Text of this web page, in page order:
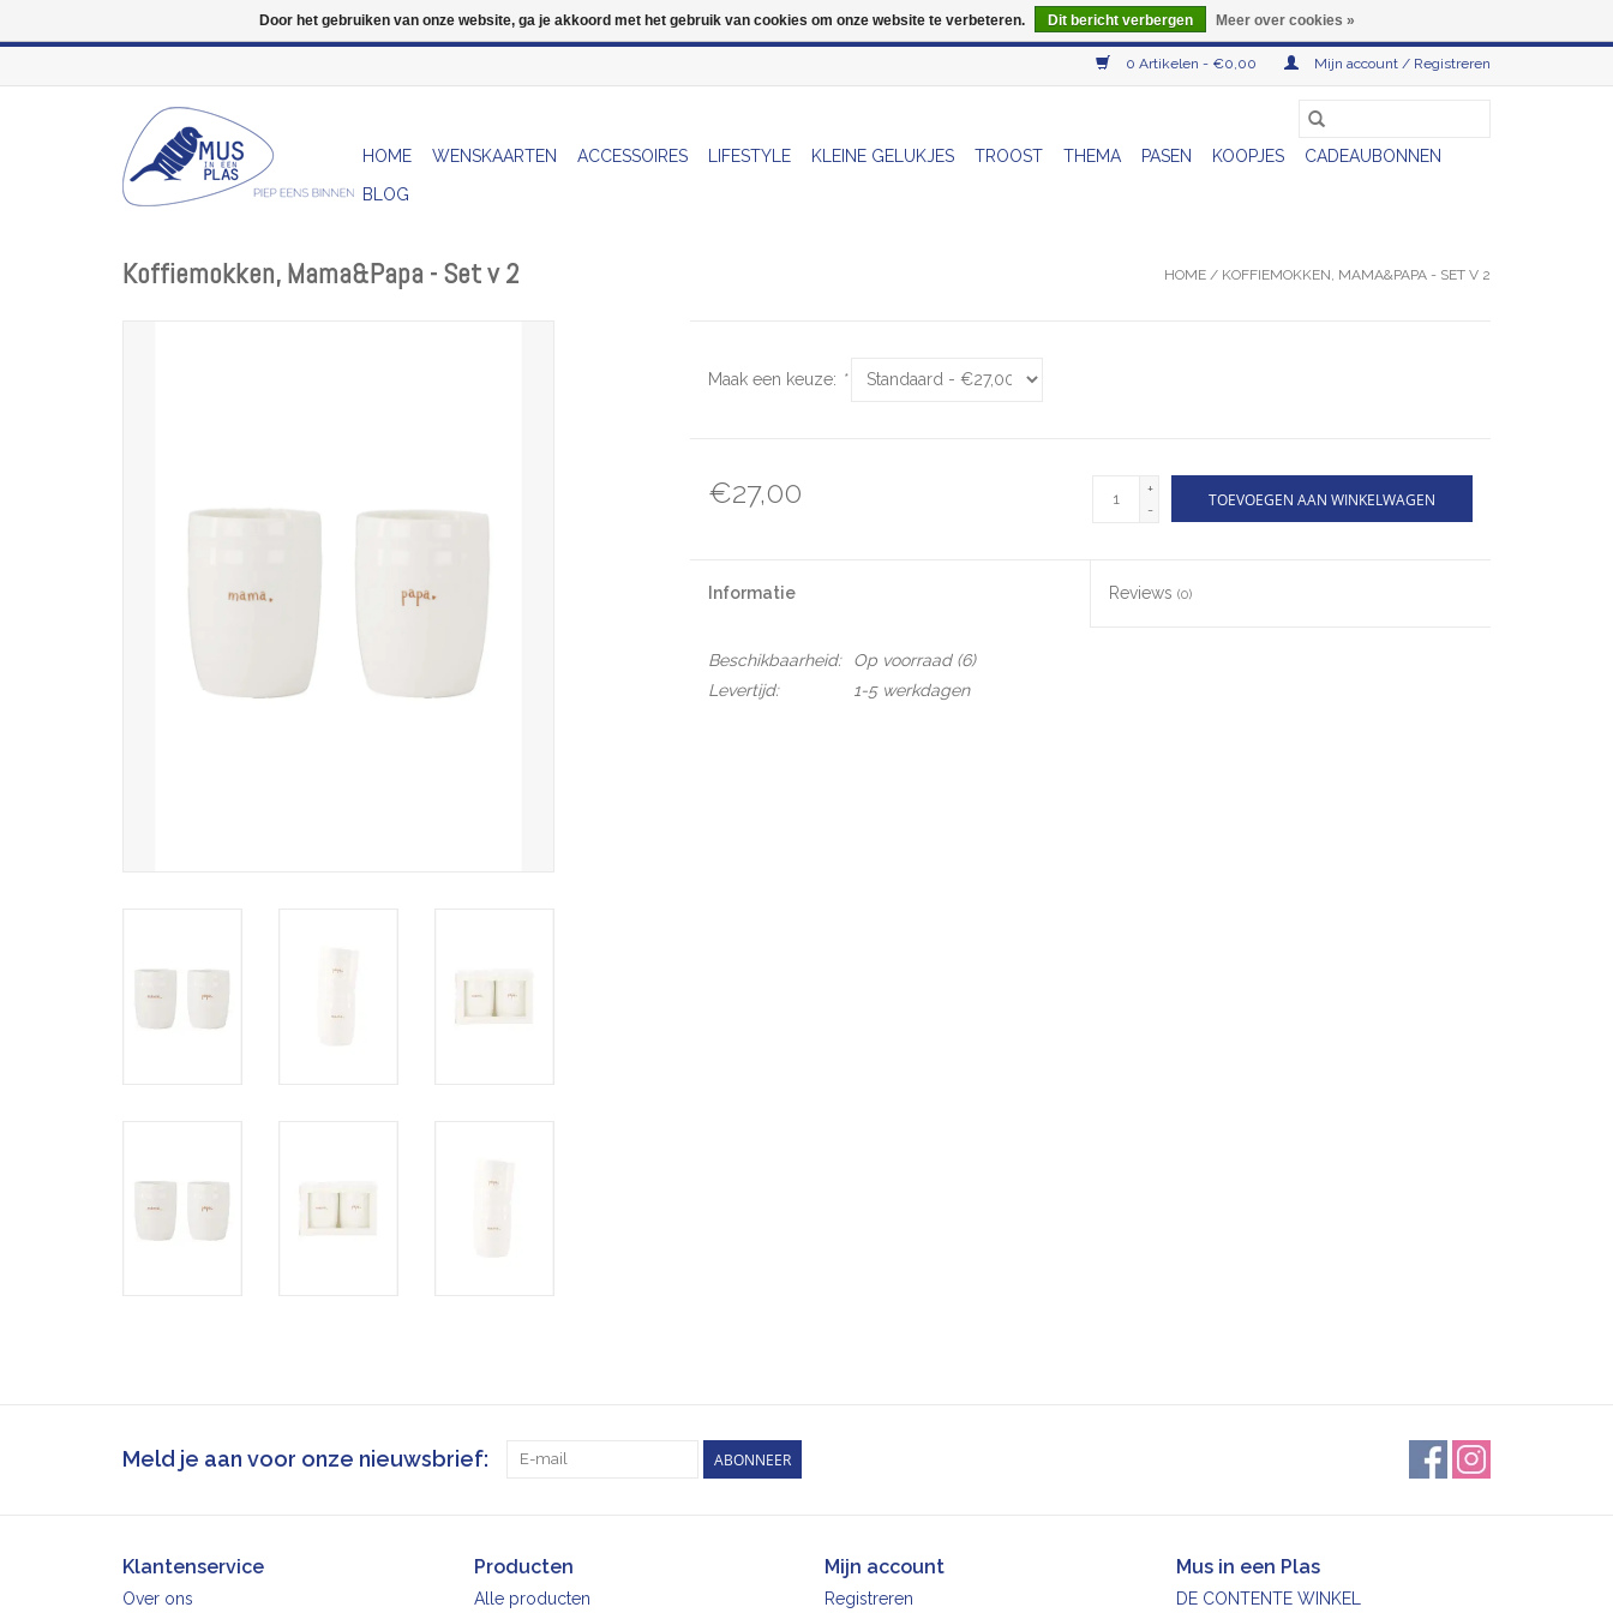
0 Artikelen - €0,00 Mijn account / Registreren
HOME WENSKAARTEN ACCESSOIRES LIFESTYLE KLEINE GELUKJES TROOST THEMA PASEN KOOPJES
CADEAUBONNEN
BLOG
Koffiemokken, Mama&Papa - Set v 2 HOME / KOFFIEMOKKEN, MAMA&PAPA - SET V 2
Maak een keuze: *
€27,00
+
-
TOEVOEGEN AAN WINKELWAGEN
Informatie Reviews(0)
Beschikbaarheid: Op voorraad(6)
Levertijd:
1-5 werkdagen
Meld je aan voor onze nieuwsbrief: ABONNEER
Klantenservice
Over ons
Producten
Alle producten
Mijn account
Registreren
Mus in een Plas
DE CONTENTE WINKEL
Door het gebruiken van onze website, ga je akkoord met het gebruik van cookies om onze website te verbeteren. Dit bericht verbergen Meer over cookies »
Wij zijn uitzonderlijk gesloten op Do 06/08 en Do 13/08